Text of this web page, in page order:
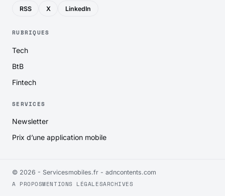
RSS X LinkedIn
RUBRIQUES
Tech
BtB
Fintech
SERVICES
Newsletter
Prix d’une application mobile
© 2026 - Servicesmobiles.fr - adncontents.com
A PROPOSMENTIONS LÉGALESARCHIVES